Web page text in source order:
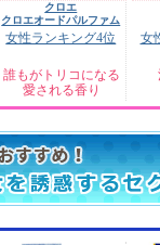
クロエ
クロエオードパルファム
女性ランキング4位
誰もがトリコになる
愛される香り
女